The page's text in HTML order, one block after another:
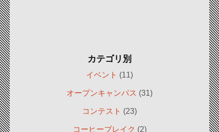
カテゴリ別
イベント (11)
オープンキャンパス (31)
コンテスト (23)
コーヒーブレイク (2)